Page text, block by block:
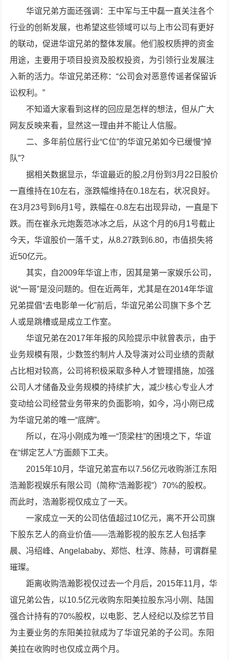
华谊兄弟方面还强调：王中军与王中磊一直关注各个
行业的创新发展，也希望这些领域可以与上市公司有更好
的联动，促进华谊兄弟的整体发展。他们股权质押的资金
用途，主要用于项目投资及股权投资，为引领行业发展注
入新的活力。华谊兄弟还称：“公司会对恶意传谣者保留诉
讼权利。”
不知道大家看到这样的回应是怎样的想法，但从广大
网友反映来看，显然这一理由并不能让人信服。
二、多年前位居行业“C位”的华谊兄弟如今已缓慢“掉
队”？
据相关数据显示，华谊最近的股,2月份到3月22日股价
一直维持在10左右，涨跌幅维持在0.18左右，状况良好。
在3月23号到6月1号，跌幅在-0.8左右出现异动，一直是下
跌。而在崔永元炮轰范冰冰之后，从这个月的6月1号截止
今天，华谊股价一落千丈，从8.27跌到6.80，市值损失将
近50亿元。
其实，自2009年华谊上市，因其是第一家娱乐公司，
说“一哥”是没问题的。但在近两年，尤其是在2014年华谊
兄弟提倡“去电影单一化”前后，华谊兄弟公司旗下多个艺
人或是跳槽或是成立工作室。
华谊兄弟在2017年年报的风险提示中就曾表示，由于
业务规模有限，少数签约制片人及导演对公司业绩的贡献
占比相对较高，公司将积极采取多种人才管理措施，加强
公司人才储备及业务规模的持续扩大，减少核心专业人才
变动给公司经营业务带来的负面影响，如今，冯小刚已成
为华谊兄弟的唯一“底牌”。
所以，在冯小刚成为唯一“顶梁柱”的困境之下，华谊
在“绑定艺人”方面颇下工夫。
2015年10月，华谊兄弟宣布以7.56亿元收购浙江东阳
浩瀚影视娱乐有限公司（简称“浩瀚影视”）70%的股权。
而此时，浩瀚影视仅成立了一天。
一家成立一天的公司估值超过10亿元，离不开公司旗
下股东艺人的商业价值——浩瀚影视的股东艺人包括李
晨、冯绍峰、Angelababy、郑恺、杜淳、陈赫，可谓群星
璀璨。
距离收购浩瀚影视仅过去一个月后，2015年11月，华
谊兄弟公告，以10.5亿元收购东阳美拉股东冯小刚、陆国
强合计持有的70%股权，以电影、艺人经纪以及综艺节目
为主要业务的东阳美拉就成为了华谊兄弟的子公司。东阳
美拉在收购时也仅成立两个月。